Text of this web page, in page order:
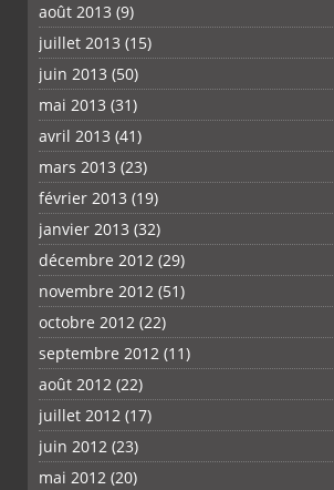
août 2013 (9)
juillet 2013 (15)
juin 2013 (50)
mai 2013 (31)
avril 2013 (41)
mars 2013 (23)
février 2013 (19)
janvier 2013 (32)
décembre 2012 (29)
novembre 2012 (51)
octobre 2012 (22)
septembre 2012 (11)
août 2012 (22)
juillet 2012 (17)
juin 2012 (23)
mai 2012 (20)